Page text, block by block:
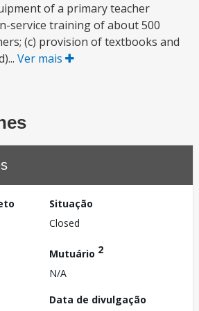
of a primary teacher
service training of about 500
(c) provision of textbooks and
Ver mais
Situação
Closed
Mutuário 2
N/A
Data de divulgação